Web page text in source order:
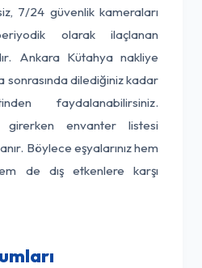
7/24 güvenlik kameraları
olarak ilaçlanan
Ankara Kütahya nakliye
sonrasında dilediğiniz kadar
faydalanabilirsiniz.
girerken envanter listesi
Böylece eşyalarınız hem
de dış etkenlere karşı